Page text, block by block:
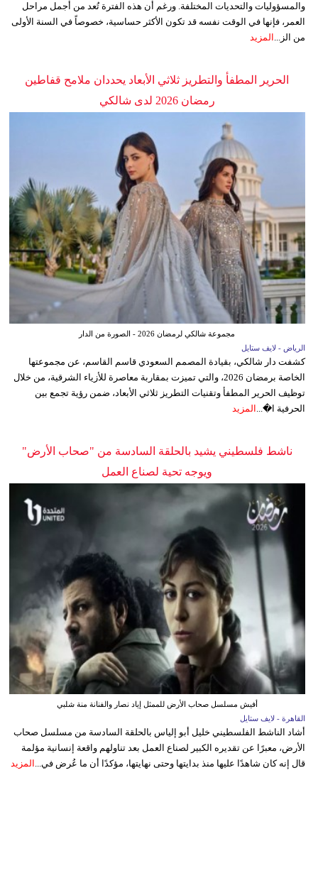
والمسؤوليات والتحديات المختلفة. ورغم أن هذه الفترة تُعد من أجمل مراحل
العمر، فإنها في الوقت نفسه قد تكون الأكثر حساسية، خصوصاً في السنة الأولى
من الز...
المزيد
الحرير المطفأ والتطريز ثلاثي الأبعاد يحددان ملامح قفاطين
رمضان 2026 لدى شالكي
مجموعة شالكي لرمضان 2026 - الصورة من الدار
الرياض - لايف ستايل
كشفت دار شالكي، بقيادة المصمم السعودي قاسم القاسم، عن مجموعتها
الخاصة برمضان 2026، والتي تميزت بمقاربة معاصرة للأزياء الشرقية، من خلال
توظيف الحرير المطفأ وتقنيات التطريز ثلاثي الأبعاد، ضمن رؤية تجمع بين
الحرفية ا�... المزيد
ناشط فلسطيني يشيد بالحلقة السادسة من "صحاب الأرض"
ويوجه تحية لصناع العمل
أفيش مسلسل صحاب الأرض للممثل إياد نصار والفنانة منة شلبي
القاهرة - لايف ستايل
أشاد الناشط الفلسطيني خليل أبو إلياس بالحلقة السادسة من مسلسل صحاب
الأرض، معبرًا عن تقديره الكبير لصناع العمل بعد تناولهم واقعة إنسانية مؤلمة
قال إنه كان شاهدًا عليها منذ بدايتها وحتى نهايتها، مؤكدًا أن ما عُرض في... المزيد